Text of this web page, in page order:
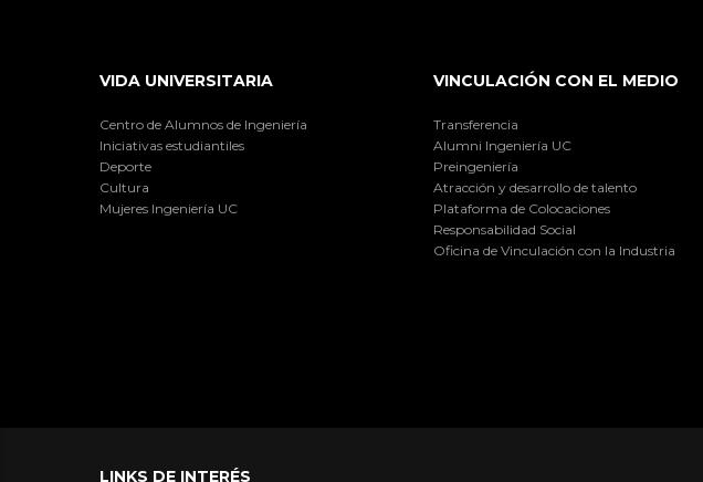
VIDA UNIVERSITARIA
Centro de Alumnos de Ingeniería
Iniciativas estudiantiles
Deporte
Cultura
Mujeres Ingeniería UC
VINCULACIÓN CON EL MEDIO
Transferencia
Alumni Ingeniería UC
Preingeniería
Atracción y desarrollo de talento
Plataforma de Colocaciones
Responsabilidad Social
Oficina de Vinculación con la Industria
LINKS DE INTERÉS